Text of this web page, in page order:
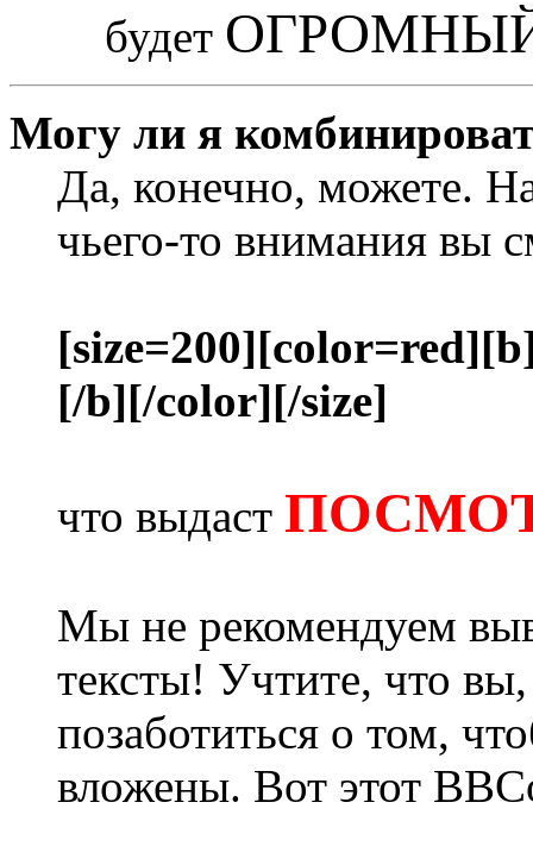
будет
Могу ли я
Да, конечно, можете.
чьего-то внимания вы
[/b][/color][/size]
что выдаст
Мы не рекомендуем
тексты! Учтите, что
позаботиться о том,
вложены. Вот этот